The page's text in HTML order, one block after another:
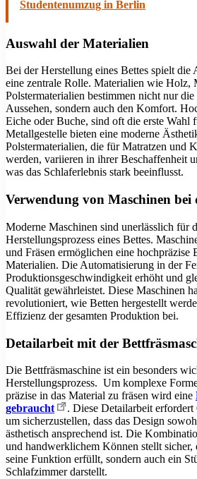
Studentenumzug in Berlin
Auswahl der Materialien
Bei der Herstellung eines Bettes spielt die
eine zentrale Rolle. Materialien wie Holz,
Polstermaterialien bestimmen nicht nur
Aussehen, sondern auch den Komfort.
Eiche oder Buche, sind oft die erste Wahl
Metallgestelle bieten eine moderne
Polstermaterialien, die für Matratzen und
werden, variieren in ihrer Beschaffenheit
was das Schlaferlebnis stark beeinflusst.
Verwendung von Maschinen bei
Moderne Maschinen sind unerlässlich für
Herstellungsprozess eines Bettes.
und Fräsen ermöglichen eine hochpräzise
Materialien. Die Automatisierung in der
Produktionsgeschwindigkeit erhöht und
Qualität gewährleistet. Diese Maschinen
revolutioniert, wie Betten hergestellt
Effizienz der gesamten Produktion bei.
Detailarbeit mit der
Die Bettfräsmaschine ist ein besonders
Herstellungsprozess. Um komplexe
präzise in das Material zu fräsen wird eine
gebraucht
. Diese Detailarbeit
um sicherzustellen, dass das Design
ästhetisch ansprechend ist. Die
und handwerklichem Können stellt sicher,
seine Funktion erfüllt, sondern auch ein
Schlafzimmer darstellt.